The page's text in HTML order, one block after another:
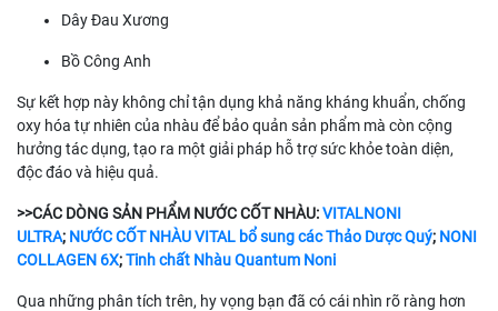
Dây Đau Xương
Bồ Công Anh
Sự kết hợp này không chỉ tận dụng khả năng kháng khuẩn, chống
oxy hóa tự nhiên của nhàu để bảo quản sản phẩm mà còn cộng
hưởng tác dụng, tạo ra một giải pháp hỗ trợ sức khỏe toàn diện,
độc đáo và hiệu quả.
>>CÁC DÒNG SẢN PHẨM NƯỚC CỐT NHÀU:VITALNONI
ULTRA; NƯỚC CỐT NHÀU VITAL bổ sung các Thảo Dược Quý; NONI
COLLAGEN 6X;Tinh chất Nhàu Quantum Noni
Qua những phân tích trên, hy vọng bạn đã có cái nhìn rõ ràng hơn